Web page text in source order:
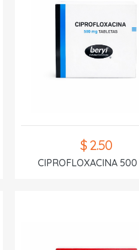
$ 2.50
CIPROFLOXACINA 500